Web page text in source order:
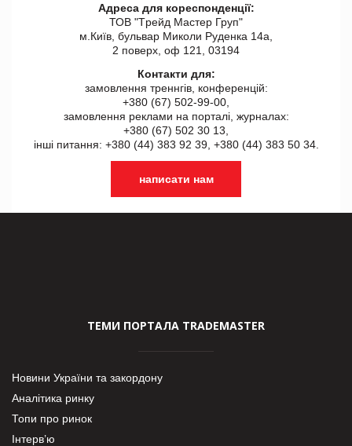
Адреса для кореспонденції:
ТОВ "Tрейд Мастер Груп"
м.Київ, бульвар Миколи Руденка 14а,
2 поверх, оф 121, 03194
Контакти для:
замовлення треннгів, конференцій:
+380 (67) 502-99-00,
замовлення реклами на порталі, журналах:
+380 (67) 502 30 13,
інші питання: +380 (44) 383 92 39, +380 (44) 383 50 34.
написати нам
ТЕМИ ПОРТАЛА TRADEMASTER
Новини України та закордону
Аналітика ринку
Топи про ринок
Інтерв’ю